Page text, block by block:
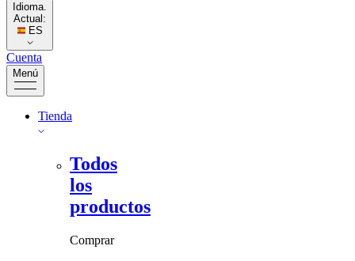
Idioma.
Actual:
ES
Cuenta
Menú
Tienda
Todos
los
productos
Comprar